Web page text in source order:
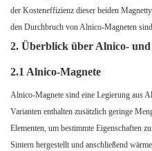
der Kosteneffizienz dieser beiden
den Durchbruch von Alnico-Magneten
2. Überblick über Alnico-
2.1 Alnico-Magnete
Alnico-Magnete sind eine Legierung aus
Varianten enthalten zusätzlich geringe
Elementen, um bestimmte Eigenschaften
Sintern hergestellt und anschließend